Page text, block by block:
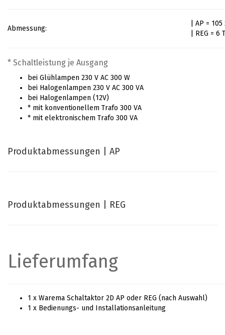
Abmessung:
| AP =
| REG = 6
* Schaltleistung je Ausgang
bei Glühlampen 230 V AC 300 W
bei Halogenlampen 230 V AC 300 VA
bei Halogenlampen (12V)
* mit konventionellem Trafo 300 VA
* mit elektronischem Trafo 300 VA
Produktabmessungen | AP
Produktabmessungen | REG
Lieferumfang
1 x Warema Schaltaktor 2D AP oder REG (nach Auswahl)
1 x Bedienungs- und Installationsanleitung